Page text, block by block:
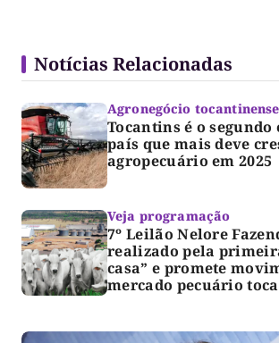
Notícias Relacionadas
Agronegócio tocantinense
Tocantins é o segundo
país que mais deve
agropecuário em 2025
Veja programação
7º Leilão Nelore
realizado pela
casa” e promete
mercado pecuário